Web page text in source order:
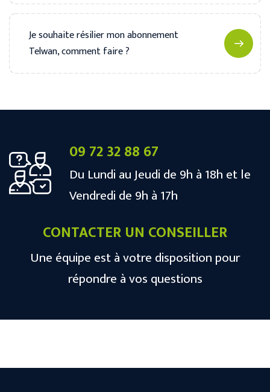
Je souhaite résilier mon abonnement
Telwan, comment faire ?
09 72 32 88 67
Du Lundi au Jeudi de 9h à 18h et le
Vendredi de 9h à 17h
CONTACTER UN CONSEILLER
Une équipe est à votre disposition pour
répondre à vos questions